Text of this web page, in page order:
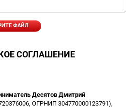
ФАЙЛ
СОГЛАШЕНИЕ
Десятов Дмитрий
ОГРНИП 304770000123791),